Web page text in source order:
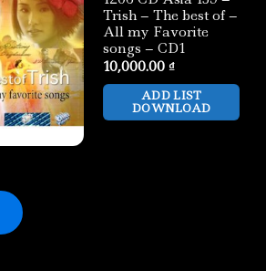
Trish – The best of –
All my Favorite
songs – CD1
10,000.00₫
ADD LIST
DOWNLOAD